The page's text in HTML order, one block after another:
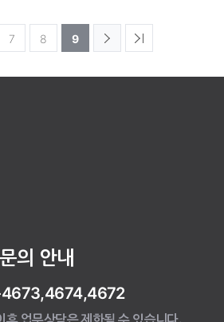
7 8 9
의 안내
4673,4674,4672
업무상담은 제한될 수 있습니다.